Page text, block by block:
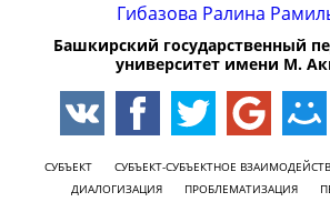
Гибазова Ралина
Башкирский государственный
университет имени М.
СУБЪЕКТ СУБЪЕКТ-СУБЪЕКТНОЕ
ДИАЛОГИЗАЦИЯ
ПРОБЛЕМАТИЗАЦИЯ